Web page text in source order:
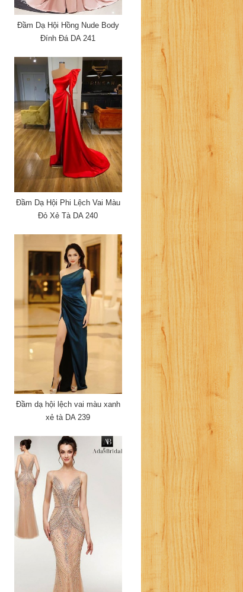
Đầm Dạ Hội Hồng Nude Body
Đính Đá DA 241
Đầm Dạ Hội Phi Lệch Vai Màu
Đỏ Xẻ Tà DA 240
Đầm dạ hội lệch vai màu xanh
xẻ tà DA 239